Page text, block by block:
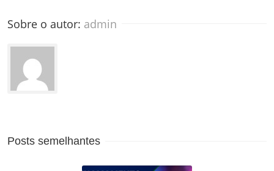
Sobre o autor: admin
Posts semelhantes